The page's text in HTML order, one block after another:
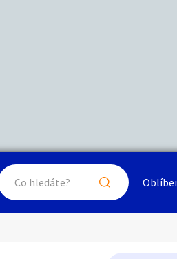
a nářadí
Kč